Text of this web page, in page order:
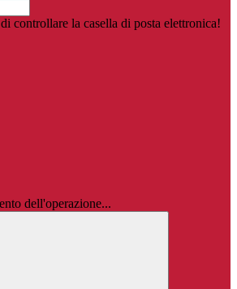
controllare la casella di posta elettronica!
dell'operazione...